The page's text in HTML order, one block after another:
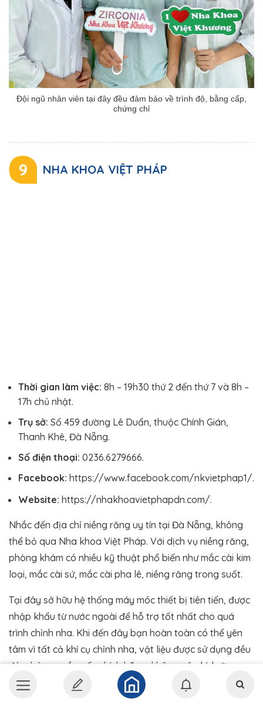
Đội ngũ nhân viên tại đây đều đảm bảo về trình độ, bằng cấp,
chứng chỉ
9 NHA KHOA VIỆT PHÁP
Thời gian làm việc: 8h – 19h30 thứ 2 đến thứ 7 và 8h –
17h chủ nhật.
Trụ sở: Số 459 đường Lê Duẩn, thuộc Chính Gián,
Thanh Khê, Đà Nẵng.
Số điện thoại: 0236.6279666.
Facebook: https://www.facebook.com/nkvietphap1/.
Website: https://nhakhoavietphapdn.com/.
Nhắc đến địa chỉ niềng răng uy tín tại Đà Nẵng, không
thể bỏ qua Nha khoa Việt Pháp. Với dịch vụ niềng răng,
phòng khám có nhiều kỹ thuật phổ biến như mắc cài kim
loại, mắc cài sứ, mắc cài pha lê, niềng răng trong suốt.
Tại đây sở hữu hệ thống máy móc thiết bị tiên tiến, được
nhập khẩu từ nước ngoài để hỗ trợ tốt nhất cho quá
trình chỉnh nha. Khi đến đây bạn hoàn toàn có thể yên
tâm vì tất cả khí cụ chỉnh nha, vật liệu được sử dụng đều
đảm bảo nguồn gốc chính hãng, không gây kích ứng
trong khoang miệng.